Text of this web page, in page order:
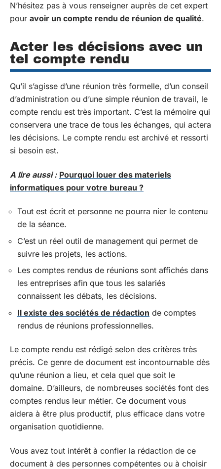
N’hésitez pas à vous renseigner auprès de cet expert
pour avoir un compte rendu de réunion de qualité.
Acter les décisions avec un
tel compte rendu
Qu’il s’agisse d’une réunion très formelle, d’un conseil
d’administration ou d’une simple réunion de travail, le
compte rendu est très important. C’est la mémoire qui
conservera une trace de tous les échanges, qui actera
les décisions. Le compte rendu est archivé et ressorti
si besoin est.
A lire aussi : Pourquoi louer des materiels
informatiques pour votre bureau ?
Tout est écrit et personne ne pourra nier le contenu
de la séance.
C’est un réel outil de management qui permet de
suivre les projets, les actions.
Les comptes rendus de réunions sont affichés dans
les entreprises afin que tous les salariés
connaissent les débats, les décisions.
Il existe des sociétés de rédaction de comptes
rendus de réunions professionnelles.
Le compte rendu est rédigé selon des critères très
précis. Ce genre de document est incontournable dès
qu’une réunion a lieu, et cela quel que soit le
domaine. D’ailleurs, de nombreuses sociétés font des
comptes rendus leur métier. Ce document vous
aidera à être plus productif, plus efficace dans votre
organisation quotidienne.
Vous avez tout intérêt à confier la rédaction de ce
document à des personnes compétentes ou à choisir